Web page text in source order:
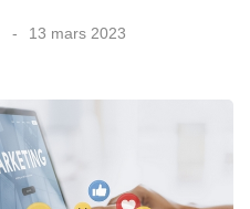
13 mars 2023